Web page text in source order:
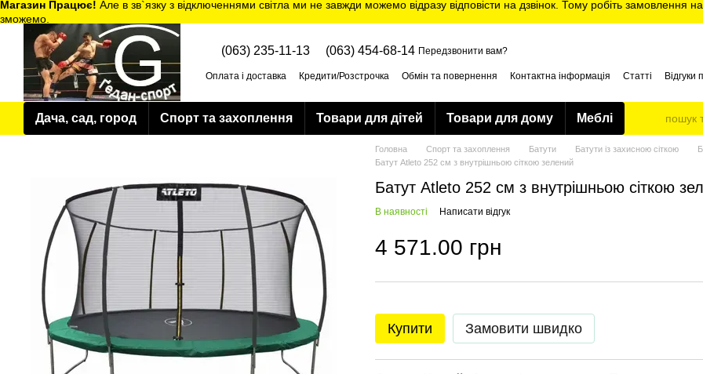
Перейти до основного контенту
Магазин Працює! Але в зв`язку з відключеннями світла ми не завжди можемо відразу відповісти на дзвінок. Тому робіть замовлення
зможемо.
(063) 235-11-13 (063) 454-68-14 Передзвонити вам?
Оплата і доставка Кредити/Розстрочка Обмін та повернення Контактна інформація Статті Відгуки
Дача, сад, город Спорт та захоплення Товари для дітей Товари для дому Меблі
Головна Спорт та захоплення Батути Батути із захисною сіткою
Батут Atleto 252 см з внутрішньою сіткою зелений
Батут Atleto 252 см з внутрішньою сіткою
В наявності Написати відгук
4 571.00 грн
Купити Замовити швидко